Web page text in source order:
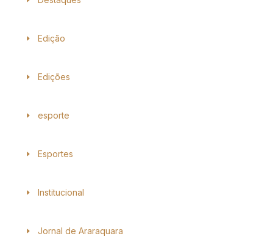
Edição
Edições
esporte
Esportes
Institucional
Jornal de Araraquara